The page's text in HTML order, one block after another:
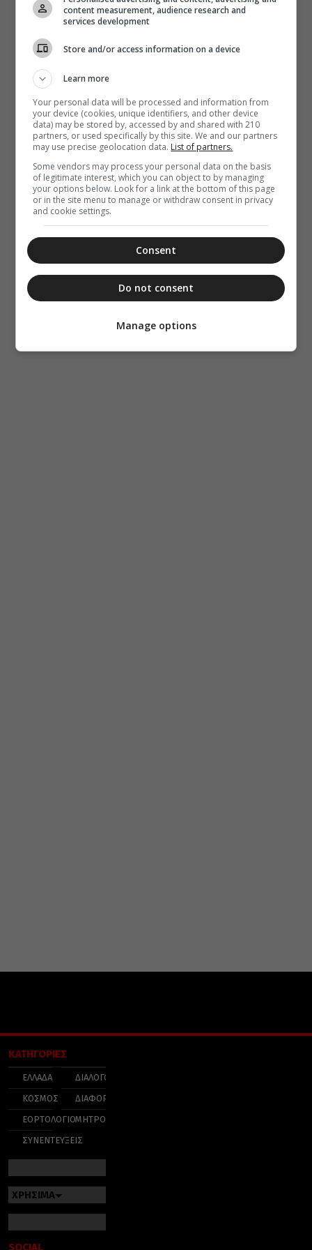
(Βίντεο)
ΚΑΤΗΓΟΡΙΕΣ
ΕΛΛΑΔΑ
ΚΟΣΜΟΣ
ΕΟΡΤΟΛΟΓΙΟ
ΣΥΝΕΝΤΕΥΞΕΙΣ
ΔΙΑΛΟΓΟΣ
ΔΙΑΦΟΡΑ
ΜΗΤΡΟΠΟΛΕΙΣ
ΧΡΗΣΙΜΑ
SOCIAL
content measurement, audience research and
services development
Store and/or access information on a device
Learn more
Your personal data will be processed and information from
your device (cookies, unique identifiers, and other device
data) may be stored by, accessed by and shared with 210
partners, or used specifically by this site. We and our partners
may use precise geolocation data. List of partners.
Some vendors may process your personal data on the basis
of legitimate interest, which you can object to by managing
your options below. Look for a link at the bottom of this page
or in the site menu to manage or withdraw consent in privacy
and cookie settings.
Consent
Do not consent
Manage options